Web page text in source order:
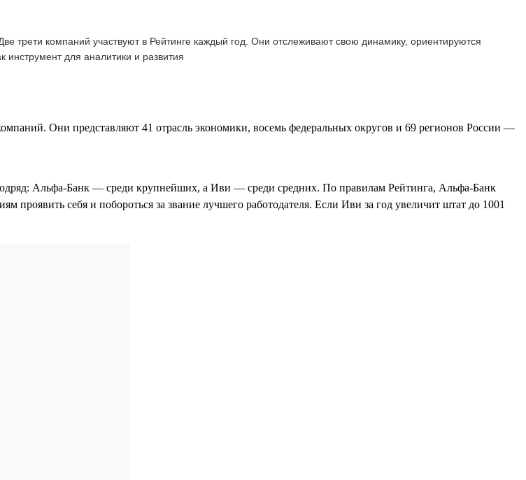
трети компаний участвуют в Рейтинге каждый год. Они отслеживают свою динамику, ориентируются
инструмент для аналитики и развития
Они представляют 41 отрасль экономики, восемь федеральных округов и 69 регионов России —
Альфа-Банк — среди крупнейших, а Иви — среди средних. По правилам Рейтинга, Альфа‑Банк
проявить себя и побороться за звание лучшего работодателя. Если Иви за год увеличит штат до 1001